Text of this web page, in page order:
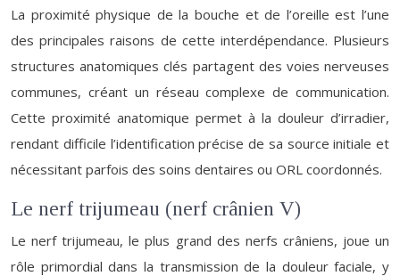
La proximité physique de la bouche et de l’oreille est l’une
des principales raisons de cette interdépendance. Plusieurs
structures anatomiques clés partagent des voies nerveuses
communes, créant un réseau complexe de communication.
Cette proximité anatomique permet à la douleur d’irradier,
rendant difficile l’identification précise de sa source initiale et
nécessitant parfois des soins dentaires ou ORL coordonnés.
Le nerf trijumeau (nerf crânien V)
Le nerf trijumeau, le plus grand des nerfs crâniens, joue un
rôle primordial dans la transmission de la douleur faciale, y